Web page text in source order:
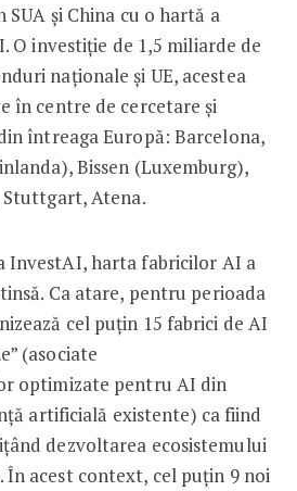
și China cu o hartă a
O investiție de 1,5 miliarde de
naționale și UE, acestea
în centre de cercetare și
întreaga Europă: Barcelona,
Bissen (Luxemburg),
Atena.
InvestAI, harta fabricilor AI a
Ca atare, pentru perioada
cel puțin 15 fabrici de AI
(asociate
optimizate pentru AI din
artificială existente) ca fiind
dezvoltarea ecosistemului
În acest context, cel puțin 9 noi